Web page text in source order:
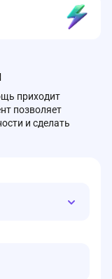
приходит
позволяет
и сделать